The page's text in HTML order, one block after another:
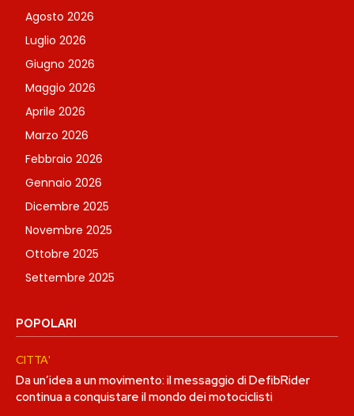
Agosto 2026
Luglio 2026
Giugno 2026
Maggio 2026
Aprile 2026
Marzo 2026
Febbraio 2026
Gennaio 2026
Dicembre 2025
Novembre 2025
Ottobre 2025
Settembre 2025
POPOLARI
CITTA'
Da un’idea a un movimento: il messaggio di DefibRider
continua a conquistare il mondo dei motociclisti